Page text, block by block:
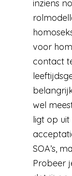
inziens
voor
contact
wel
ligt op
SOA’s,
Probeer